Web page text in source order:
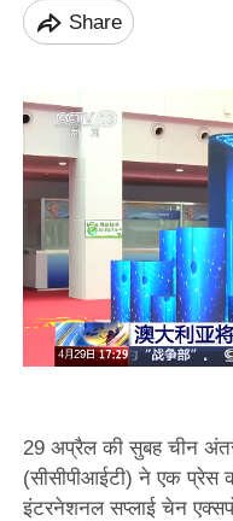
Share
29 अप्रैल की सुबह चीन
(सीसीपीआईटी) ने एक प्रेस
इंटरनेशनल सप्लाई चेन